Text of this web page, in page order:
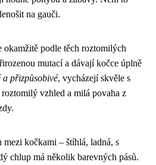
na gauči.
okamžitě podle těch roztomilých
mutací a dávají kočce úplně
a přizpůsobivé, vycházejí skvěle s
vzhled a milá povaha z
mezi kočkami – štíhlá, ladná, s
chlup má několik barevných pásů.